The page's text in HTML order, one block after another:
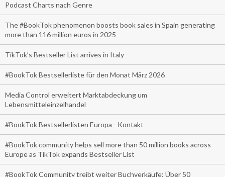
Podcast Charts nach Genre
The #BookTok phenomenon boosts book sales in Spain generating
more than 116 million euros in 2025
TikTok’s Bestseller List arrives in Italy
#BookTok Bestsellerliste für den Monat März 2026
Media Control erweitert Marktabdeckung um
Lebensmitteleinzelhandel
#BookTok Bestsellerlisten Europa - Kontakt
#BookTok community helps sell more than 50 million books across
Europe as TikTok expands Bestseller List
#BookTok Community treibt weiter Buchverkäufe: Über 50